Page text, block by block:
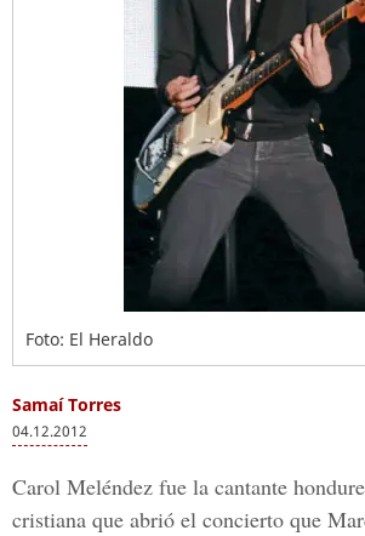
Foto: El Heraldo
Samaí Torres
04.12.2012
Carol Meléndez fue la cantante
cristiana que abrió el concierto que